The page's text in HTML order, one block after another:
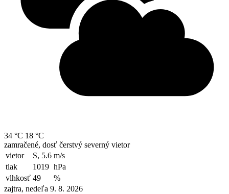
34 °C 18 °C
zamračené, dosť čerstvý severný vietor
vietor
S, 5.6 m/s
tlak
1019 hPa
vlhkosť 49
%
zajtra, nedeľa 9. 8. 2026